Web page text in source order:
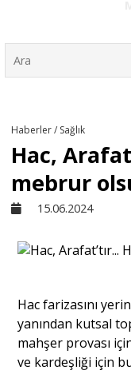
Haberler / Sağlık
Hac,
mebrur
15.06.2024
Hac farizasını
yanından kutsal
mahşer provası
ve kardeşliği için